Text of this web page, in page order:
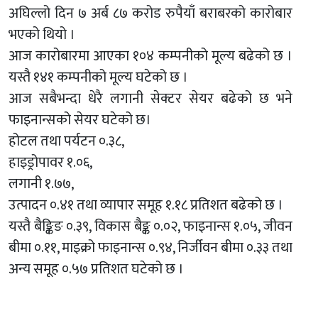
अघिल्लो दिन ७ अर्ब ८७ करोड रुपैयाँ बराबरको कारोबार
भएको थियो ।
आज कारोबारमा आएका १०४ कम्पनीको मूल्य बढेको छ ।
यस्तै १४१ कम्पनीको मूल्य घटेको छ ।
आज सबैभन्दा धेरै लगानी सेक्टर सेयर बढेको छ भने
फाइनान्सको सेयर घटेको छ।
होटल तथा पर्यटन ०.३८,
हाइड्रोपावर १.०६,
लगानी १.७७,
उत्पादन ०.४१ तथा व्यापार समूह १.१८ प्रतिशत बढेको छ ।
यस्तै बैङ्किङ ०.३९, विकास बैङ्क ०.०२, फाइनान्स १.०५, जीवन
बीमा ०.११, माइक्रो फाइनान्स ०.९४, निर्जीवन बीमा ०.३३ तथा
अन्य समूह ०.५७ प्रतिशत घटेको छ ।